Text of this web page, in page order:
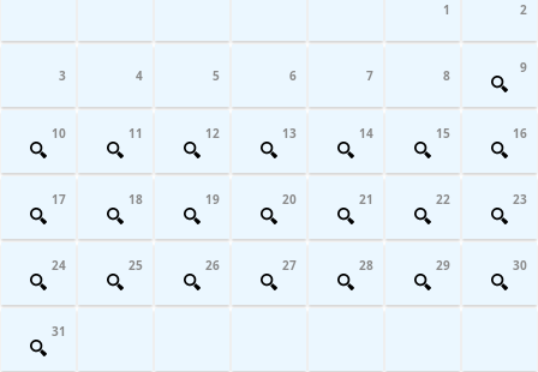
1 2
3 4 5 6 7 8 9
10 11 12 13 14 15 16
17 18 19 20 21 22 23
24 25 26 27 28 29 30
31